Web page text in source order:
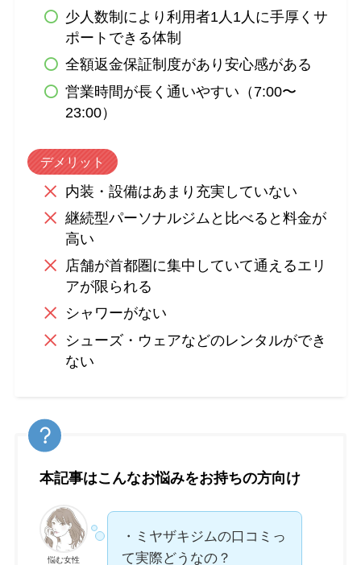
少人数制により利用者1人1人に手厚くサ
ポートできる体制
全額返金保証制度があり安心感がある
営業時間が長く通いやすい（7:00〜
23:00）
デメリット
内装・設備はあまり充実していない
継続型パーソナルジムと比べると料金が
高い
店舗が首都圏に集中していて通えるエリ
アが限られる
シャワーがない
シューズ・ウェアなどのレンタルができ
ない
本記事はこんなお悩みをお持ちの方向け
悩む女性
・ミヤザキジムの口コミっ
て実際どうなの？